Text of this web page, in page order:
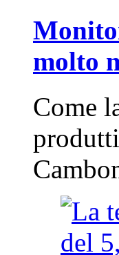
molto
Come